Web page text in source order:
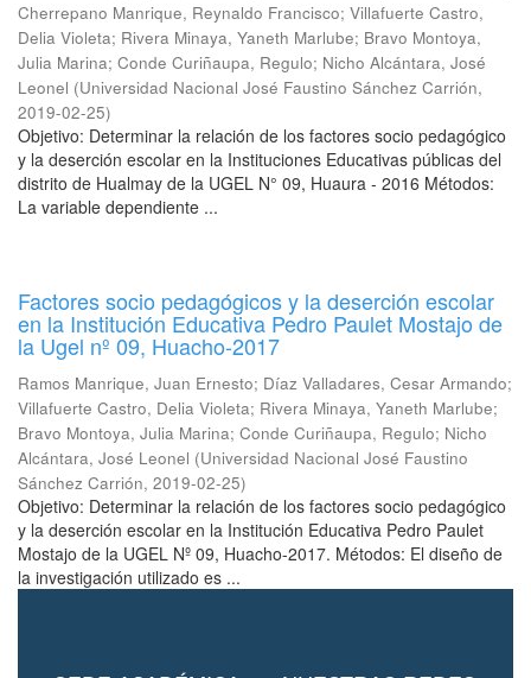
Cherrepano Manrique, Reynaldo Francisco; Villafuerte Castro,
Delia Violeta; Rivera Minaya, Yaneth Marlube; Bravo Montoya,
Julia Marina; Conde Curiñaupa, Regulo; Nicho Alcántara, José
Leonel (Universidad Nacional José Faustino Sánchez Carrión,
2019-02-25)
Objetivo: Determinar la relación de los factores socio pedagógico
y la deserción escolar en la Instituciones Educativas públicas del
distrito de Hualmay de la UGEL N° 09, Huaura - 2016 Métodos:
La variable dependiente ...
Factores socio pedagógicos y la deserción escolar
en la Institución Educativa Pedro Paulet Mostajo de
la Ugel nº 09, Huacho-2017
Ramos Manrique, Juan Ernesto; Díaz Valladares, Cesar Armando;
Villafuerte Castro, Delia Violeta; Rivera Minaya, Yaneth Marlube;
Bravo Montoya, Julia Marina; Conde Curiñaupa, Regulo; Nicho
Alcántara, José Leonel (Universidad Nacional José Faustino
Sánchez Carrión, 2019-02-25)
Objetivo: Determinar la relación de los factores socio pedagógico
y la deserción escolar en la Institución Educativa Pedro Paulet
Mostajo de la UGEL Nº 09, Huacho-2017. Métodos: El diseño de
la investigación utilizado es ...